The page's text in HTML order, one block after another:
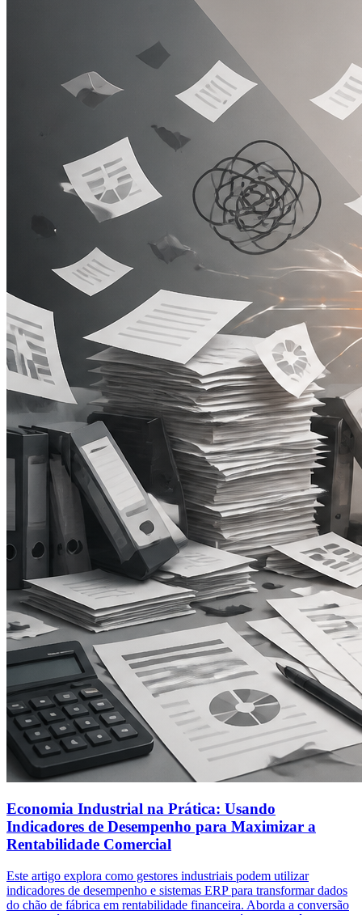
Economia Industrial na Prática: Usando
Indicadores de Desempenho para Maximizar a
Rentabilidade Comercial
Este artigo explora como gestores industriais podem utilizar
indicadores de desempenho e sistemas ERP para transformar dados
do chão de fábrica em rentabilidade financeira. Aborda a conversão